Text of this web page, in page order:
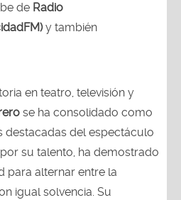
de Radio
y también
en teatro, televisión y
se ha consolidado como
destacadas del espectáculo
su talento, ha demostrado
para alternar entre la
igual solvencia. Su